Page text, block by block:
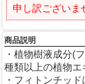
申し訳ございま
商品説明
・植物樹液成分(
種類以上の植物エ
・フィトンチッ